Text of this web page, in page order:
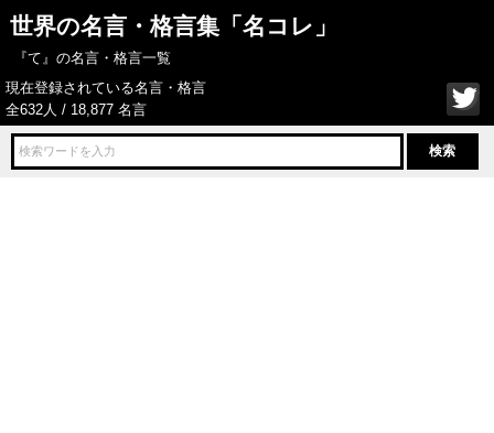
世界の名言・格言集「名コレ」
『て』の名言・格言一覧
現在登録されている名言・格言
全632人 / 18,877 名言